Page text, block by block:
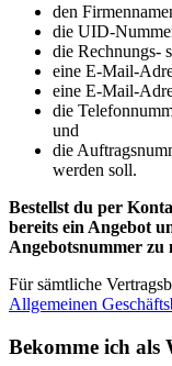
den
die UID-
die Rechnungs-
eine E-Mail-
eine E-Mail-
die
und
die
werden soll.
Bestellst du per
bereits ein Angebot
Angebotsnummer zu
Für sämtliche
Allgemeinen
Bekomme ich als